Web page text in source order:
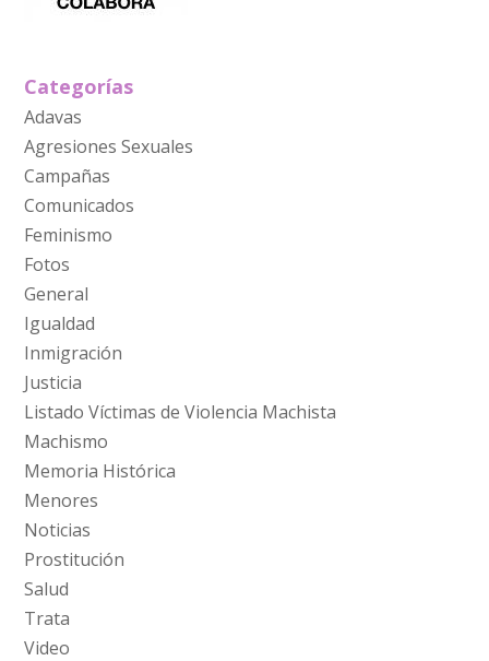
Categorías
Adavas
Agresiones Sexuales
Campañas
Comunicados
Feminismo
Fotos
General
Igualdad
Inmigración
Justicia
Listado Víctimas de Violencia Machista
Machismo
Memoria Histórica
Menores
Noticias
Prostitución
Salud
Trata
Video